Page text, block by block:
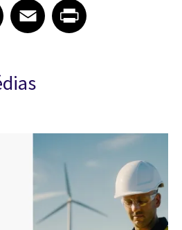
on Facebook
Facebook
Share article on Email
EmailShare article on Print